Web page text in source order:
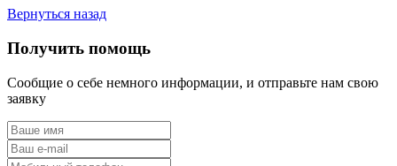
Вернуться назад
Получить помощь
Сообщие о себе немного информации, и отправьте нам свою
заявку